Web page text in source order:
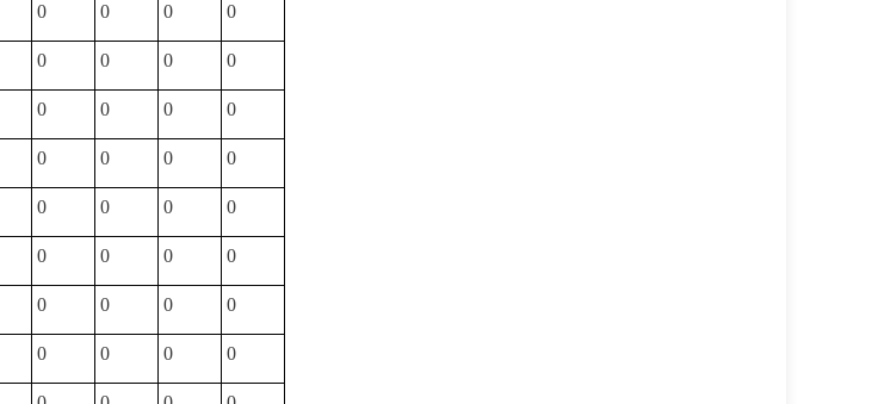
0 0 0 0
0 0 0 0
0 0 0 0
0 0 0 0
0 0 0 0
0 0 0 0
0 0 0 0
0 0 0 0